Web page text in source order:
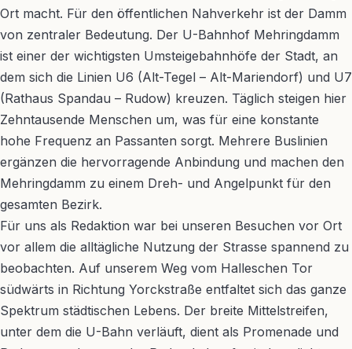
Ort macht. Für den öffentlichen Nahverkehr ist der Damm
von zentraler Bedeutung. Der U-Bahnhof Mehringdamm
ist einer der wichtigsten Umsteigebahnhöfe der Stadt, an
dem sich die Linien U6 (Alt-Tegel – Alt-Mariendorf) und U7
(Rathaus Spandau – Rudow) kreuzen. Täglich steigen hier
Zehntausende Menschen um, was für eine konstante
hohe Frequenz an Passanten sorgt. Mehrere Buslinien
ergänzen die hervorragende Anbindung und machen den
Mehringdamm zu einem Dreh- und Angelpunkt für den
gesamten Bezirk.
Für uns als Redaktion war bei unseren Besuchen vor Ort
vor allem die alltägliche Nutzung der Strasse spannend zu
beobachten. Auf unserem Weg vom Halleschen Tor
südwärts in Richtung Yorckstraße entfaltet sich das ganze
Spektrum städtischen Lebens. Der breite Mittelstreifen,
unter dem die U-Bahn verläuft, dient als Promenade und